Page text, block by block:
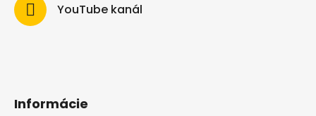
YouTube kanál
Informácie